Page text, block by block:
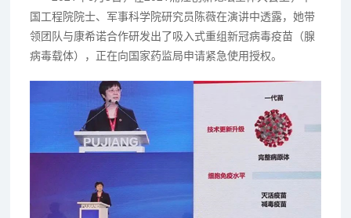
国工程院院士、军事科学院研究员陈薇在演讲中透露，她带
领团队与康希诺合作研发出了吸入式重组新冠病毒疫苗（腺
病毒载体），正在向国家药监局申请紧急使用授权。